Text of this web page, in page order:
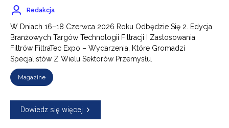
Redakcja
W Dniach 16–18 Czerwca 2026 Roku Odbędzie Się 2. Edycja
Branżowych Targów Technologii Filtracji I Zastosowania
Filtrów FiltraTec Expo – Wydarzenia, Które Gromadzi
Specjalistów Z Wielu Sektorów Przemysłu.
Magazine
Dowiedz się więcej